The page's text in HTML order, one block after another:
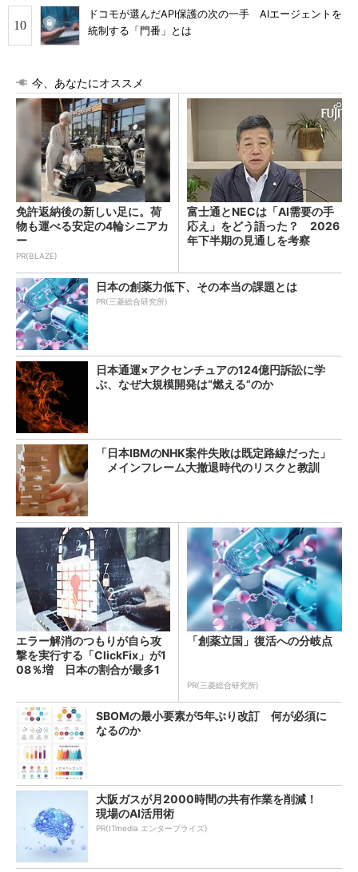
ドコモが選んだAPI保護の次の一手 AIエージェントを
統制する「門番」とは
今、あなたにオススメ
免許返納後の新しい足に。荷
物も運べる安定の4輪シニアカ
ー
PR(BLAZE)
富士通とNECは「AI需要の手
応え」をどう語った？ 2026
年下半期の見通しを考察
日本の創薬力低下、その本当の課題とは
PR(三菱総合研究所)
日本通運×アクセンチュアの124億円訴訟に学
ぶ、なぜ大規模開発は“燃える”のか
「日本IBMのNHK案件失敗は既定路線だった」
メインフレーム大撤退時代のリスクと教訓
エラー解消のつもりが自ら攻
撃を実行する「ClickFix」が1
08％増 日本の割合が最多1
「創薬立国」復活への分岐点
PR(三菱総合研究所)
SBOMの最小要素が5年ぶり改訂 何が必須に
なるのか
大阪ガスが月2000時間の共有作業を削減！
現場のAI活用術
PR(ITmedia エンタープライズ)